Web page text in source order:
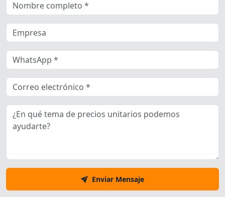
Enviar Mensaje